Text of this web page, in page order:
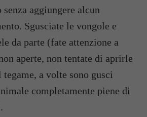
senza aggiungere alcun
Sgusciate le vongole e
da parte (fate attenzione a
aperte, non tentate di aprirle
tegame, a volte sono gusci
completamente piene di